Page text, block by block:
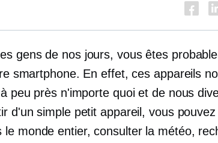
gens de nos jours, vous êtes
smartphone. En effet, ces appareils
peu près n'importe quoi et de nous
d'un simple petit appareil, vous
le monde entier, consulter la météo,